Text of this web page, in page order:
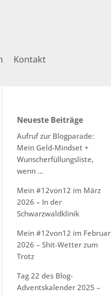
Kontakt
Neueste Beiträge
Aufruf zur Blogparade:
Mein Geld-Mindset +
Wunscherfüllungsliste,
wenn …
Mein #12von12 im März
2026 – In der
Schwarzwaldklinik
Mein #12von12 im Februar
2026 – Shit-Wetter zum
Trotz
Tag 22 des Blog-
Adventskalender 2025 –